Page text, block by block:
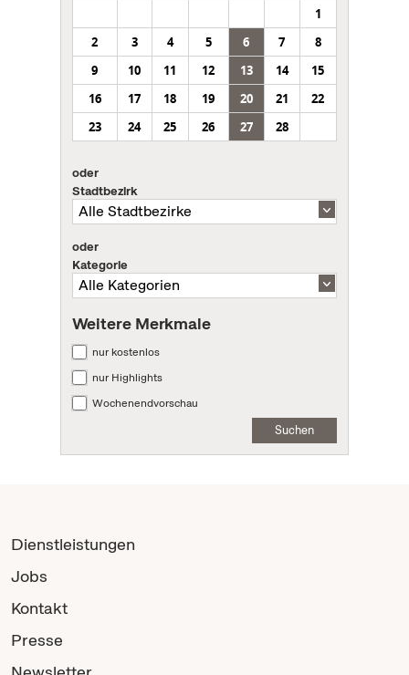
1
2
3 4 5 6 7
8
9
10 11 12 13 14
15
16
17 18 19 20 21
22
23
24 25 26 27 28
oder
Stadtbezirk
oder
Kategorie
Weitere Merkmale
nur kostenlos
nur Highlights
Wochenendvorschau
Suchen
Dienstleistungen
Jobs
Kontakt
Presse